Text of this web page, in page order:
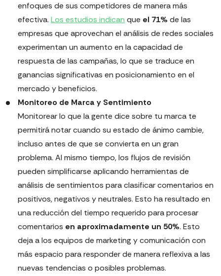
enfoques de sus competidores de manera más
efectiva. Los estudios indican que el 71% de las
empresas que aprovechan el análisis de redes sociales
experimentan un aumento en la capacidad de
respuesta de las campañas, lo que se traduce en
ganancias significativas en posicionamiento en el
mercado y beneficios.
Monitoreo de Marca y Sentimiento
Monitorear lo que la gente dice sobre tu marca te
permitirá notar cuando su estado de ánimo cambie,
incluso antes de que se convierta en un gran
problema. Al mismo tiempo, los flujos de revisión
pueden simplificarse aplicando herramientas de
análisis de sentimientos para clasificar comentarios en
positivos, negativos y neutrales. Esto ha resultado en
una reducción del tiempo requerido para procesar
comentarios en aproximadamente un 50%. Esto
deja a los equipos de marketing y comunicación con
más espacio para responder de manera reflexiva a las
nuevas tendencias o posibles problemas.